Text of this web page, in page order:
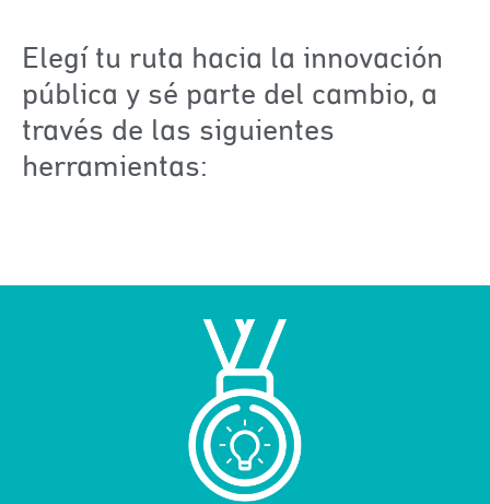
Elegí tu ruta hacia la innovación
pública y sé parte del cambio, a
través de las siguientes
herramientas: